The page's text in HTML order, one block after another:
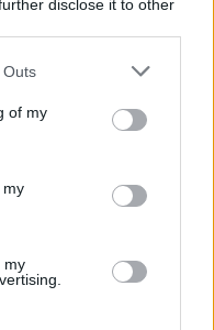
disclose it to other
one or more Google
You may click to
its third-party tags to
in below Google
Outs
of my
my
my
egy kis időt kért,
hiszen
és
elképzelni
a Veszprém Rallyra
tapasztalattal
tartom és
tud tenni a
vállalt a